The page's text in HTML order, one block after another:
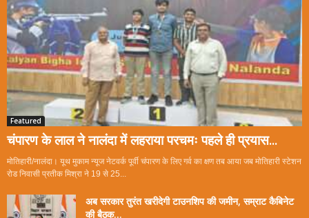
Featured
चंपारण के लाल ने नालंदा में लहराया परचमः पहले ही प्रयास...
मोतिहारी/नालंदा। यूथ मुकाम न्यूज नेटवर्क पूर्वी चंपारण के लिए गर्व का क्षण तब आया जब मोतिहारी स्टेशन
रोड निवासी प्रतीक मिश्रा ने 19 से 25...
अब सरकार तुरंत खरीदेगी टाउनशिप की जमीन, सम्राट कैबिनेट
की बैठक...